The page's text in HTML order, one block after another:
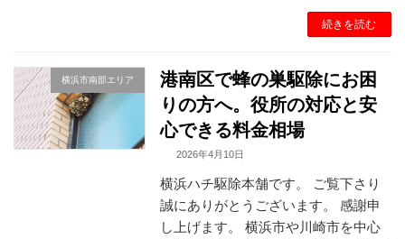
続きを読む
横浜市南部エリア
港南区で蜂の巣駆除にお困
りの方へ。役所の対応と安
心できる料金相場
2026年4月10日
横浜ハチ駆除本舗です。 ご覧下さり
誠にありがとうございます。 感謝申
し上げます。 横浜市や川崎市を中心